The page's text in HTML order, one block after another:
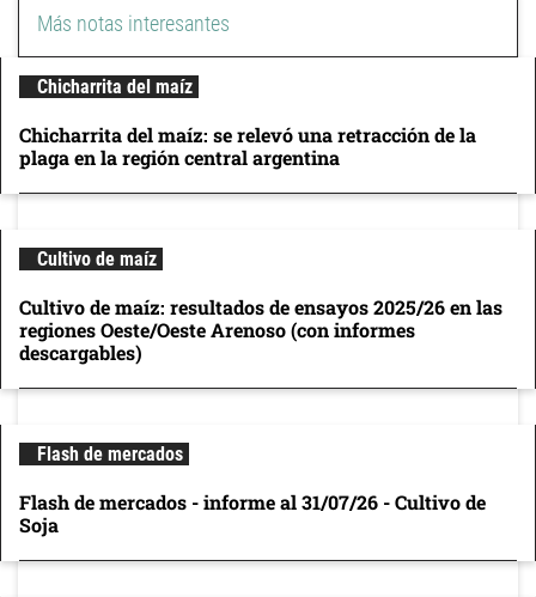
Más notas interesantes
Chicharrita del maíz
Chicharrita del maíz: se relevó una retracción de la
plaga en la región central argentina
Cultivo de maíz
Cultivo de maíz: resultados de ensayos 2025/26 en las
regiones Oeste/Oeste Arenoso (con informes
descargables)
Flash de mercados
Flash de mercados - informe al 31/07/26 - Cultivo de
Soja